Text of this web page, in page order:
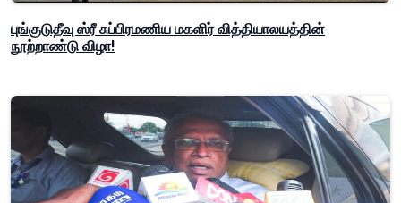
புங்குடுதீவு ஸ்ரீ சுப்பிரமணிய மகளிர் வித்தியாலயத்தின்
நூற்றாண்டு விழா!